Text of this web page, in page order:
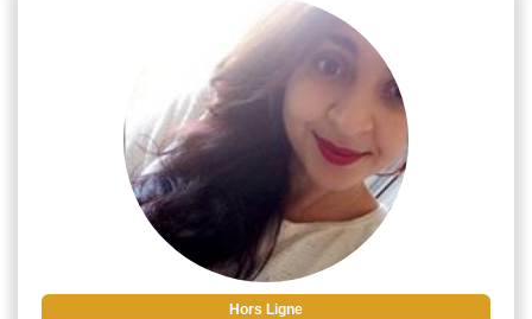
moins de 400 m de la plage, la Résidence
Capu Seninu propose 20 appartements du
studio au T3, entièrement rénovés en 2015.
Hors Ligne